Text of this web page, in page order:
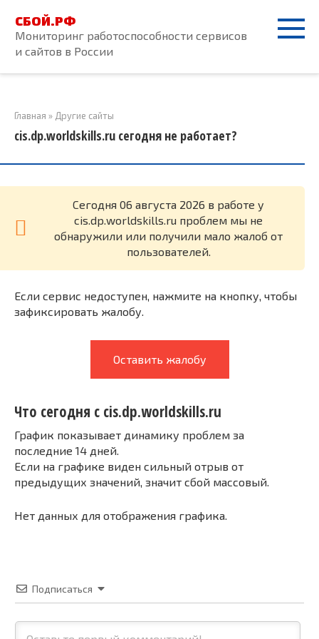
контенту
СБОЙ.РФ
Мониторинг работоспособности сервисов
и сайтов в России
Главная » Другие сайты
cis.dp.worldskills.ru сегодня не работает?
Cегодня 06 августа 2026 в работе у
cis.dp.worldskills.ru проблем мы не
обнаружили или получили мало жалоб от
пользователей.
Если сервис недоступен, нажмите на кнопку, чтобы
зафиксировать жалобу.
Оставить жалобу
Что сегодня с cis.dp.worldskills.ru
График показывает динамику проблем за
последние 14 дней.
Если на графике виден сильный отрыв от
предыдущих значений, значит сбой массовый.
Нет данных для отображения графика.
Подписаться